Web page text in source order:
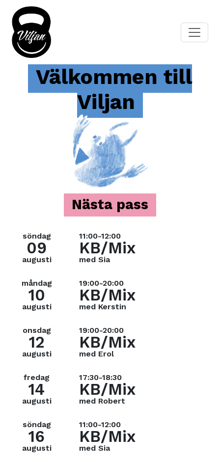
Välkommen till
Viljan
Nästa pass
söndag
09
augusti
11:00-12:00
KB/Mix
med Sia
måndag
10
augusti
19:00-20:00
KB/Mix
med Kerstin
onsdag
12
augusti
19:00-20:00
KB/Mix
med Erol
fredag
14
augusti
17:30-18:30
KB/Mix
med Robert
söndag
16
augusti
11:00-12:00
KB/Mix
med Sia